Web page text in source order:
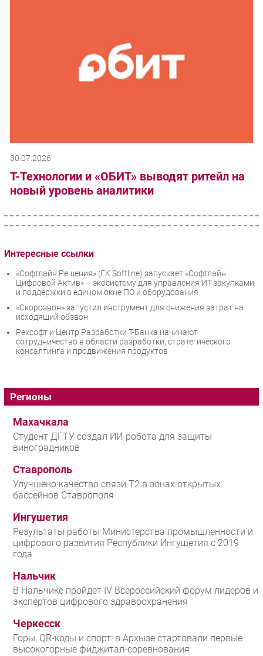
30.07.2026
Т-Технологии и «ОБИТ» выводят ритейл на
новый уровень аналитики
Интересные ссылки
«Софтлайн Решения» (ГК Softline) запускает «Софтлайн
Цифровой Актив» – экосистему для управления ИТ-закупками
и поддержки в едином окне ПО и оборудования
«Скорозвон» запустил инструмент для снижения затрат на
исходящий обзвон
Рексофт и Центр Разработки Т-Банка начинают
сотрудничество в области разработки, стратегического
консалтинга и продвижения продуктов
Регионы
Махачкала
Студент ДГТУ создал ИИ-робота для защиты
виноградников
Ставрополь
Улучшено качество связи T2 в зонах открытых
бассейнов Ставрополя
Ингушетия
Результаты работы Министерства промышленности и
цифрового развития Республики Ингушетия с 2019
года
Нальчик
В Нальчике пройдет IV Всероссийский форум лидеров и
экспертов цифрового здравоохранения
Черкесск
Горы, QR-коды и спорт: в Архызе стартовали первые
высокогорные фиджитал-соревнования